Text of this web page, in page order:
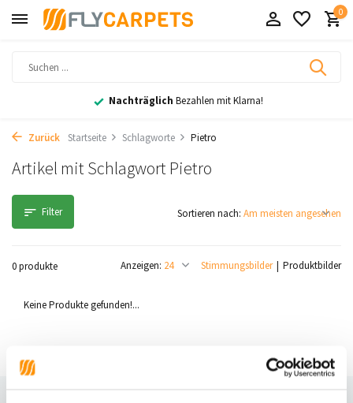
0
Nachträglich Bezahlen mit Klarna!
Zurück Startseite Schlagworte Pietro
Artikel mit Schlagwort Pietro
Filter
0 produkte Stimmungsbilder Produktbilder
Anzeigen:
Sortieren nach:
Keine Produkte gefunden!...